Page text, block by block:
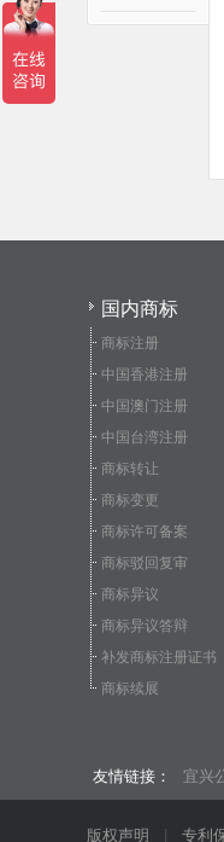
国内商标
商标注册
中国香港注册
中国澳门注册
中国台湾注册
商标转让
商标变更
商标许可备案
商标驳回复审
商标异议
商标异议答辩
补发商标注册证书
商标续展
友情链接： 宜兴
版权声明 专利